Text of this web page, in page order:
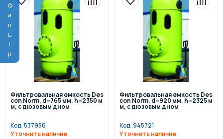
Фильтр
Фильтровальная емкость Des
con Norm, d=765 мм, h=2350 м
м, с дюзовым дном
Код:537956
Уточнить наличие
Фильтровальная емкость Des
con Norm, d=920 мм, h=2325 м
м, с дюзовым дном
Код:945721
Уточнить наличие